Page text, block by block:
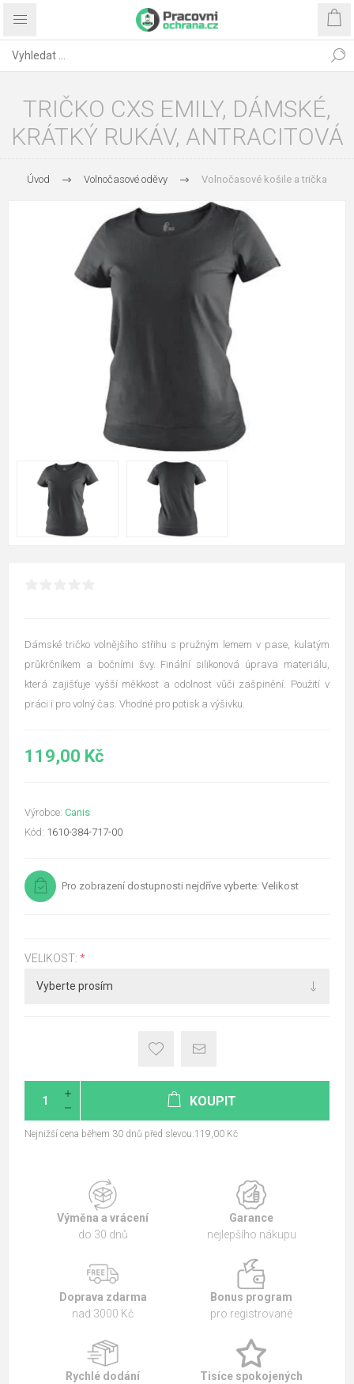
TRIČKO CXS EMILY, DÁMSKÉ,
KRÁTKÝ RUKÁV, ANTRACITOVÁ
Úvod Volnočasové oděvy Volnočasové košile a trička
Dámské tričko volnějšího střihu s pružným lemem v pase, kulatým
průkrčníkem a bočními švy. Finální silikonová úprava materiálu,
která zajišťuje vyšší měkkost a odolnost vůči zašpinění. Použití v
práci i pro volný čas. Vhodné pro potisk a výšivku.
119,00 Kč
Výrobce: Canis
Kód: 1610-384-717-00
Pro zobrazení dostupnosti nejdříve vyberte: Velikost
VELIKOST: *
KOUPIT
Nejnižší cena během 30 dnů před slevou:119,00 Kč
Výměna a vrácení
do 30 dnů
Garance
nejlepšího nákupu
Doprava zdarma
nad 3000 Kč
Bonus program
pro registrované
Rychlé dodání
Tisíce spokojených